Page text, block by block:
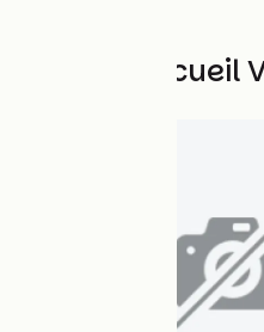
Andere Accueil